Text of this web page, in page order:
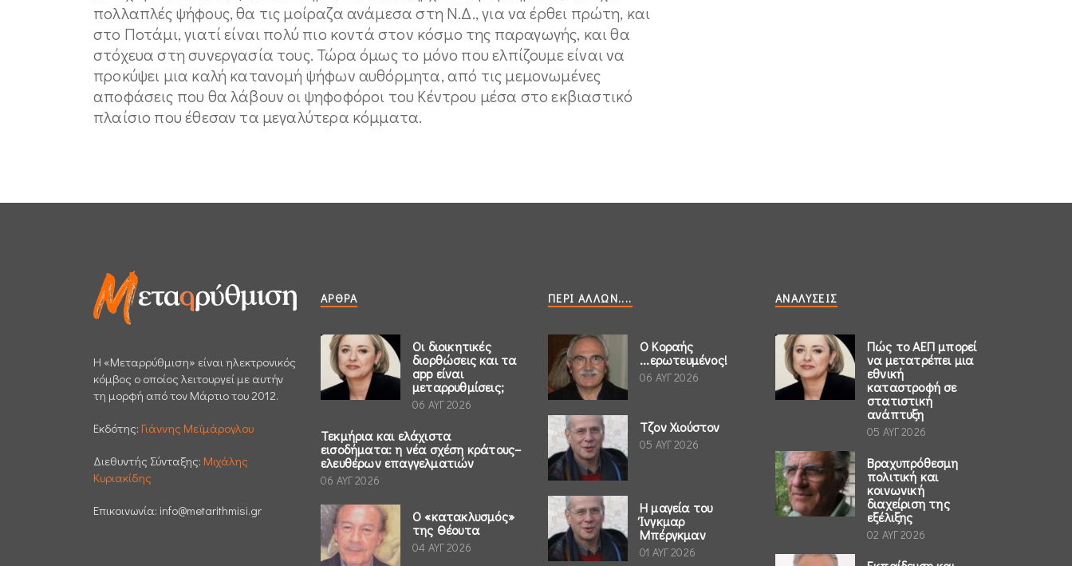
πολλαπλές ψήφους, θα τις μοίραζα ανάμεσα στη Ν.Δ., για να έρθει πρώτη, και
στο Ποτάμι, γιατί είναι πολύ πιο κοντά στον κόσμο της παραγωγής, και θα
στόχευα στη συνεργασία τους. Τώρα όμως το μόνο που ελπίζουμε είναι να
προκύψει μια καλή κατανομή ψήφων αυθόρμητα, από τις μεμονωμένες
αποφάσεις που θα λάβουν οι ψηφοφόροι του Κέντρου μέσα στο εκβιαστικό
πλαίσιο που έθεσαν τα μεγαλύτερα κόμματα.
H «Μεταρρύθμιση» είναι ηλεκτρονικός
κόμβος ο οποίος λειτουργεί με αυτήν
τη μορφή από τον Μάρτιο του 2012.
Εκδότης: Γιάννης Μεϊμάρογλου
Διεθυντής Σύνταξης: Μιχάλης
Κυριακίδης
Επικοινωνία: info@metarithmisi.gr
ΆΡΘΡΑ
Οι διοικητικές
διορθώσεις και τα
app είναι
μεταρρυθμίσεις;
06 ΑΥΓ 2026
Τεκμήρια και ελάχιστα
εισοδήματα: η νέα σχέση κράτους–
ελευθέρων επαγγελματιών
06 ΑΥΓ 2026
Ο «κατακλυσμός»
της Θέουτα
04 ΑΥΓ 2026
ΠΕΡΊ ΆΛΛΩΝ....
Ο Κοραής
...ερωτευμένος!
06 ΑΥΓ 2026
Τζον Χιούστον
05 ΑΥΓ 2026
Η μαγεία του
Ίνγκμαρ
Μπέργκμαν
01 ΑΥΓ 2026
ΑΝΑΛΎΣΕΙΣ
Πώς το ΑΕΠ μπορεί
να μετατρέπει μια
εθνική
καταστροφή σε
στατιστική
ανάπτυξη
05 ΑΥΓ 2026
Βραχυπρόθεσμη
πολιτική και
κοινωνική
διαχείριση της
εξέλιξης
02 ΑΥΓ 2026